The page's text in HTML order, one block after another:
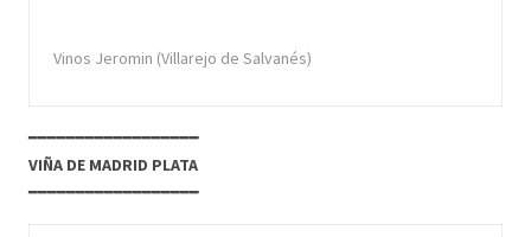
Vinos Jeromin (Villarejo de Salvanés)
━━━━━━━━━━━━━━━━━━
VIÑA DE MADRID PLATA
━━━━━━━━━━━━━━━━━━